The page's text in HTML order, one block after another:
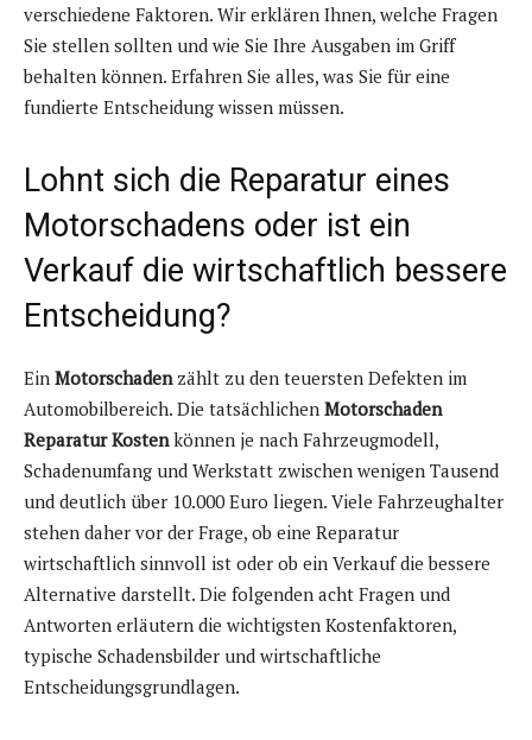
verschiedene Faktoren. Wir erklären Ihnen, welche Fragen
Sie stellen sollten und wie Sie Ihre Ausgaben im Griff
behalten können. Erfahren Sie alles, was Sie für eine
fundierte Entscheidung wissen müssen.
Lohnt sich die Reparatur eines
Motorschadens oder ist ein
Verkauf die wirtschaftlich bessere
Entscheidung?
Ein Motorschadenzählt zu den teuersten Defekten im
Automobilbereich. Die tatsächlichen Motorschaden
Reparatur Kostenkönnen je nach Fahrzeugmodell,
Schadenumfang und Werkstatt zwischen wenigen Tausend
und deutlich über 10.000 Euro liegen. Viele Fahrzeughalter
stehen daher vor der Frage, ob eine Reparatur
wirtschaftlich sinnvoll ist oder ob ein Verkauf die bessere
Alternative darstellt. Die folgenden acht Fragen und
Antworten erläutern die wichtigsten Kostenfaktoren,
typische Schadensbilder und wirtschaftliche
Entscheidungsgrundlagen.